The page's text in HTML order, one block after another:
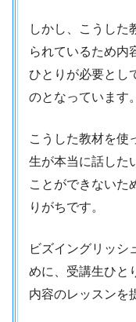
しかし、こうした
られているため内
ひとりが必要とし
のとなっています。
こうした教材を使
生が本当に話した
ことができないた
りがちです。
ビズイングリッシ
めに、受講生ひと
内容のレッスンを